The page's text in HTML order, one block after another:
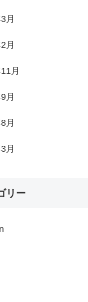
月
月
月
月
月
月
リー